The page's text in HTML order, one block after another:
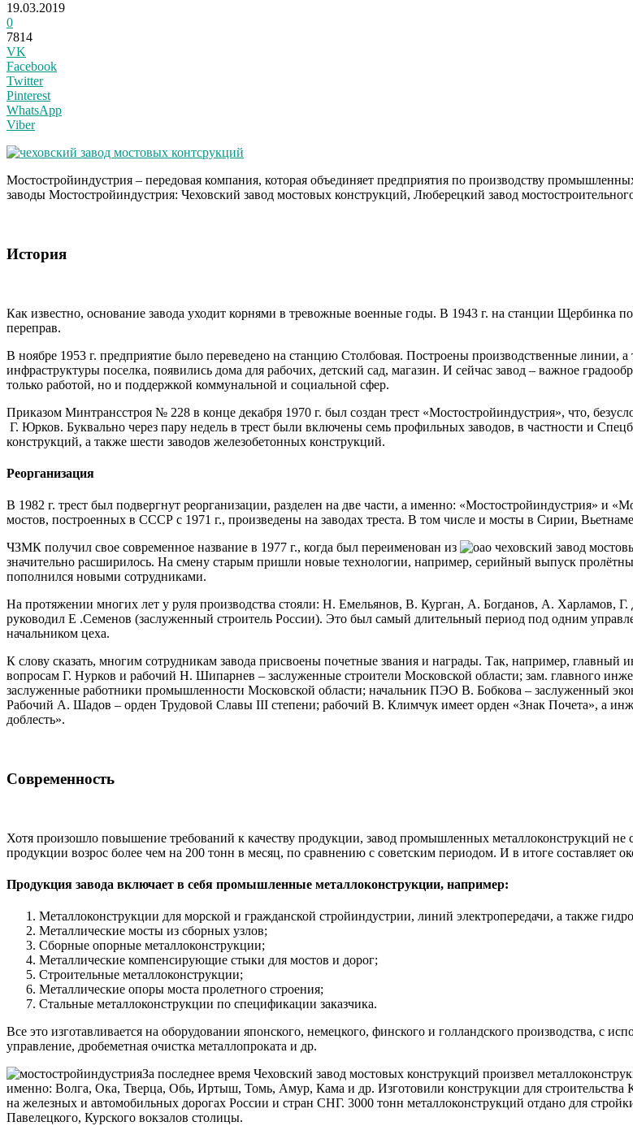
19.03.2019
0
7814
VK
Facebook
Twitter
Pinterest
WhatsApp
Viber
Мостостройиндустрия – передовая компания, которая объединяет предприятия по производству
заводы Мостостройиндустрия: Чеховский завод мостовых конструкций, Люберецкий завод
История
Как известно, основание завода уходит корнями в тревожные военные годы. В 1943 г. на станции Щербинка
переправ.
В ноябре 1953 г. предприятие было переведено на станцию Столбовая. Построены производственные линии,
инфраструктуры поселка, появились дома для рабочих, детский сад, магазин. И сейчас завод – важное
только работой, но и поддержкой коммунальной и социальной сфер.
Приказом Минтрансстроя № 228 в конце декабря 1970 г. был создан трест «Мостостройиндустрия», что,
Г. Юрков. Буквально через пару недель в трест были включены семь профильных заводов, в частности и
конструкций, а также шести заводов железобетонных конструкций.
Реорганизация
В 1982 г. трест был подвергнут реорганизации, разделен на две части, а именно: «Мостостройиндустрия» и
мостов, построенных в СССР с 1971 г., произведены на заводах треста. В том числе и мосты в Сирии,
ЧЗМК получил свое современное название в 1977 г., когда был переименован из
значительно расширилось. На смену старым пришли новые технологии, например, серийный выпуск
пополнился новыми сотрудниками.
На протяжении многих лет у руля производства стояли: Н. Емельянов, В. Курган, А. Богданов, А. Харламов,
руководил Е .Семенов (заслуженный строитель России). Это был самый длительный период под одним
начальником цеха.
К слову сказать, многим сотрудникам завода присвоены почетные звания и награды. Так, например,
вопросам Г. Нурков и рабочий Н. Шипарнев – заслуженные строители Московской области; зам. главного
заслуженные работники промышленности Московской области; начальник ПЭО В. Бобкова – заслуженный
Рабочий А. Шадов – орден Трудовой Славы III степени; рабочий В. Климчук имеет орден «Знак Почета», а
доблесть».
Современность
Хотя произошло повышение требований к качеству продукции, завод промышленных металлоконструкций не
продукции возрос более чем на 200 тонн в месяц, по сравнению с советским периодом. И в итоге составляет
Продукция завода включает в себя промышленные металлоконструкции, например:
Металлоконструкции для морской и гражданской стройиндустрии, линий электропередачи, а также
Металлические мосты из сборных узлов;
Сборные опорные металлоконструкции;
Металлические компенсирующие стыки для мостов и дорог;
Строительные металлоконструкции;
Металлические опоры моста пролетного строения;
Стальные металлоконструкции по спецификации заказчика.
Все это изготавливается на оборудовании японского, немецкого, финского и голландского производства, с
управление, дробеметная очистка металлопроката и др.
За последнее время Чеховский завод мостовых конструкций произвел
именно: Волга, Ока, Тверца, Обь, Иртыш, Томь, Амур, Кама и др. Изготовили конструкции для строительства
на железных и автомобильных дорогах России и стран СНГ. 3000 тонн металлоконструкций отдано для
Павелецкого, Курского вокзалов столицы.